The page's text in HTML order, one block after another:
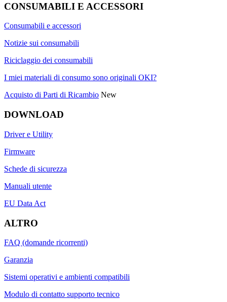
CONSUMABILI E ACCESSORI
Consumabili e accessori
Notizie sui consumabili
Riciclaggio dei consumabili
I miei materiali di consumo sono originali OKI?
Acquisto di Parti di Ricambio New
DOWNLOAD
Driver e Utility
Firmware
Schede di sicurezza
Manuali utente
EU Data Act
ALTRO
FAQ (domande ricorrenti)
Garanzia
Sistemi operativi e ambienti compatibili
Modulo di contatto supporto tecnico